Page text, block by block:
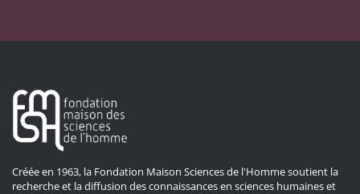
Créée en 1963, la Fondation Maison Sciences de l'Homme soutient la
recherche et la diffusion des connaissances en sciences humaines et